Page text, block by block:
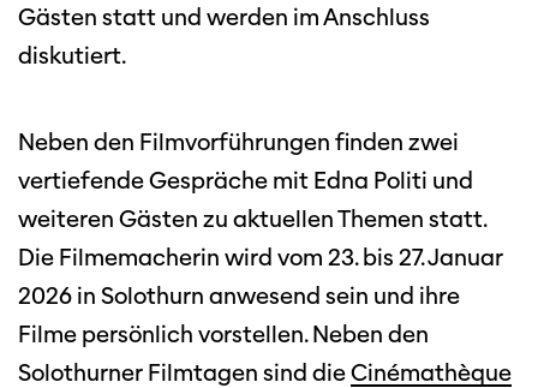
Gästen statt und werden im Anschluss
diskutiert.
Neben den Filmvorführungen finden zwei
vertiefende Gespräche mit Edna Politi und
weiteren Gästen zu aktuellen Themen statt.
Die Filmemacherin wird vom 23. bis 27. Januar
2026 in Solothurn anwesend sein und ihre
Filme persönlich vorstellen. Neben den
Solothurner Filmtagen sind dieCinémathèque